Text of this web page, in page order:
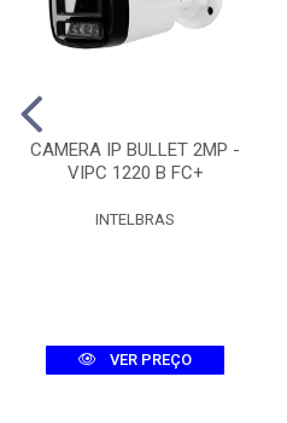
CAMERA IP BULLET 2MP -
VIPC 1220 B FC+
INTELBRAS
VER PREÇO